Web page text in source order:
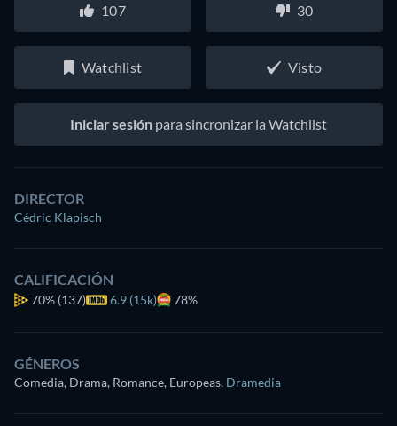
107 30
Watchlist Visto
Iniciar sesión para sincronizar la Watchlist
DIRECTOR
Cédric Klapisch
CALIFICACIÓN
70% (137) 6.9 (15k) 78%
GÉNEROS
Comedia, Drama, Romance, Europeas, Dramedia